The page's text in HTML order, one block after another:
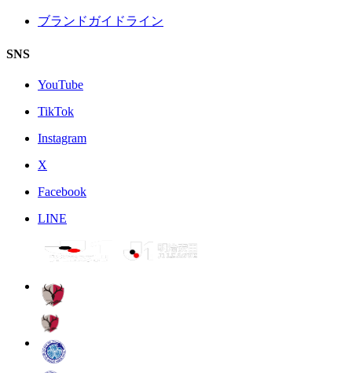
ブランドガイドライン
SNS
YouTube
TikTok
Instagram
X
Facebook
LINE